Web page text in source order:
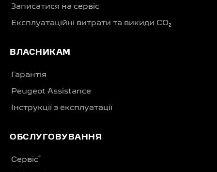
Записатися на сервіс
Експлуатаційні витрати та викиди CO₂
ВЛАСНИКАМ
Гарантія
Peugeot Assistance
Інструкції з експлуатації
ОБСЛУГОВУВАННЯ
Сервіс®